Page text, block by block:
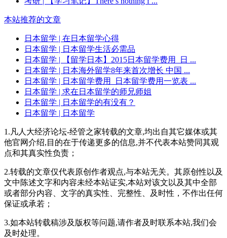
本站推荐的文章
日本留学 | 在日本留学心得
日本留学 | 日本留学生活必需品
日本留学 | 【留学日本】2015日本留学费用_日 ...
日本留学 | 日本海外留学8年来首次增长 中国 ...
日本留学 | 日本留学费用_日本留学费用一览表 ...
日本留学 | 求在日本留学的师兄师姐
日本留学 | 日本留学的有没有？
日本留学 | 日本留学
1.凡人大经济论坛-经管之家转载的文章,均出自其它媒体或其
他官网介绍,目的在于传递更多的信息,并不代表本站赞同其观
点和其真实性负责；
2.转载的文章仅代表原创作者观点,与本站无关。其原创性以及
文中陈述文字和内容未经本站证实,本站对该文以及其中全部
或者部分内容、文字的真实性、完整性、及时性，不作出任何
保证或承若；
3.如本站转载稿涉及版权等问题,请作者及时联系本站,我们会
及时处理。